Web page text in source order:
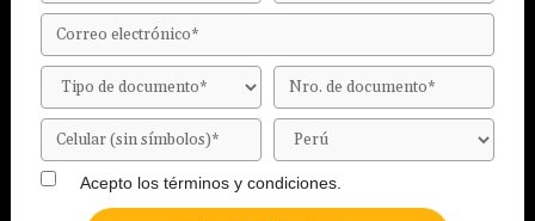
Acepto los términos y condiciones.